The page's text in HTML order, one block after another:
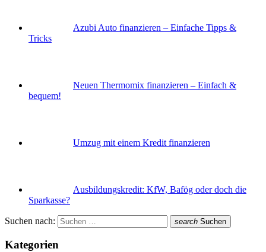
Azubi Auto finanzieren – Einfache Tipps &
Tricks
Neuen Thermomix finanzieren – Einfach &
bequem!
Umzug mit einem Kredit finanzieren
Ausbildungskredit: KfW, Bafög oder doch die
Sparkasse?
Suchen nach: search Suchen
Kategorien